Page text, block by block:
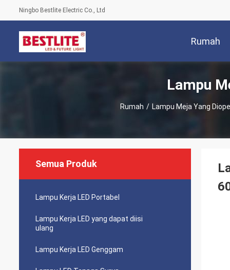
Ningbo Bestlite Electric Co., Ltd
Rumah
Lampu
Rumah / Lampu Meja Yang
Semua Produk
Lampu Kerja LED Portabel
Lampu Kerja LED yang dapat diisi
ulang
Lampu Kerja LED Genggam